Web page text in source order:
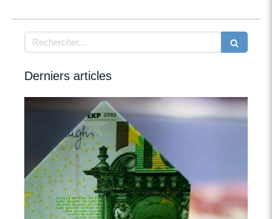
Rechercher
Derniers articles